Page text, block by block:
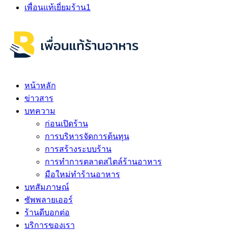
เพื่อนแท้เยี่ยมร้าน1
หน้าหลัก
ข่าวสาร
บทความ
ก่อนเปิดร้าน
การบริหารจัดการต้นทุน
การสร้างระบบร้าน
การทำการตลาดสไตล์ร้านอาหาร
มือใหม่ทำร้านอาหาร
บทสัมภาษณ์
ซัพพลายเออร์
ร้านดีบอกต่อ
บริการของเรา